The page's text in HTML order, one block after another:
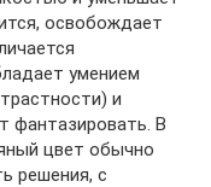
освобождает
умением
и
фантазировать. В
цвет обычно
решения, с